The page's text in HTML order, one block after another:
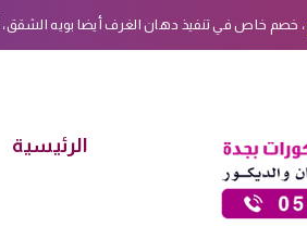
، خصم خاص في تنفيذ دهان الغرف أيضا بويه
الرئيسية